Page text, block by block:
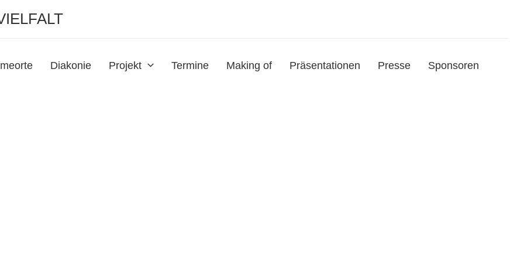
Diakonie Projekt Termine Making of Präsentationen Presse Sponsoren